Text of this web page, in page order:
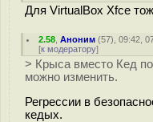
Для VirtualBox Xfce
2.58 ,Аноним (57), 09:42,
[к модератору]
> Крыса вместо Кед
можно изменить.
Регрессии в
кедых.